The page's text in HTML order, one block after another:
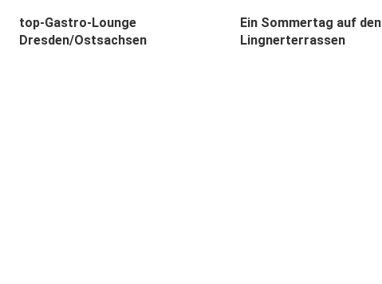
top-Gastro-Lounge
Dresden/Ostsachsen
Ein Sommertag auf den
Lingnerterrassen